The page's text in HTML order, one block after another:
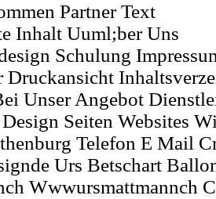
Partner Text
Inhalt Uuml;ber Uns
Schulung
Unser Angebot
Seiten Websites
Telefon E Mail
Urs Betschart
Wwwursmattmannch